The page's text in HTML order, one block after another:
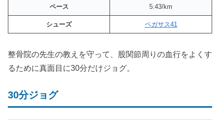
ペース 5:43/km
シューズ ペガサス41
整骨院の先生の教えを守って、股関節周りの血行をよくす
るために真面目に30分だけジョグ。
30分ジョグ